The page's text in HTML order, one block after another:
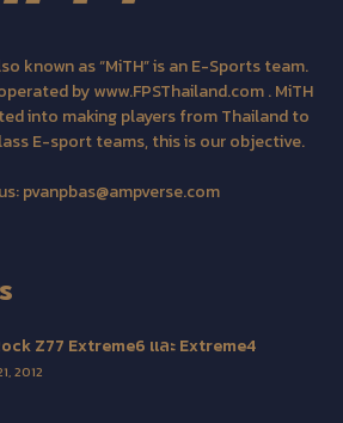
known as “MiTH” is an E-Sports team.
by www.FPSThailand.com . MiTH
into making players from Thailand to
E-sport teams, this is our objective.
pvanpbas@ampverse.com
Z77 Extreme6 และ Extreme4
2012